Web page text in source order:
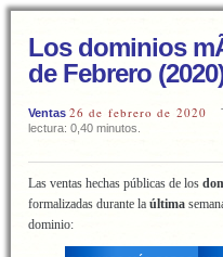
Los dominios
de Febrero
Ventas 26 de febrero de 2020
lectura: 0,40 minutos.
Las ventas hechas públicas de los
formalizadas durante la última
dominio: